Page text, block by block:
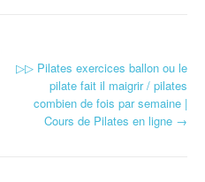
▷▷ Pilates exercices ballon ou le
pilate fait il maigrir / pilates
combien de fois par semaine |
Cours de Pilates en ligne →